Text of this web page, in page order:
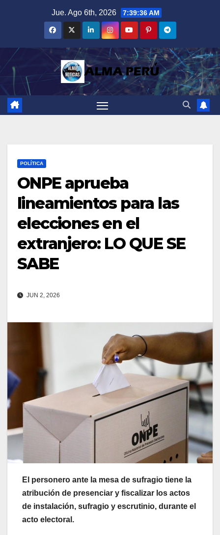
Jue. Ago 6th, 2026 7:39:37 AM
POLÍTICA
ONPE aprueba
lineamientos para las
elecciones en el
extranjero: LO QUE SE
SABE
JUN 2, 2026
El personero ante la mesa de sufragio tiene la
atribución de presenciar y fiscalizar los actos
de instalación, sufragio y escrutinio, durante el
acto electoral.